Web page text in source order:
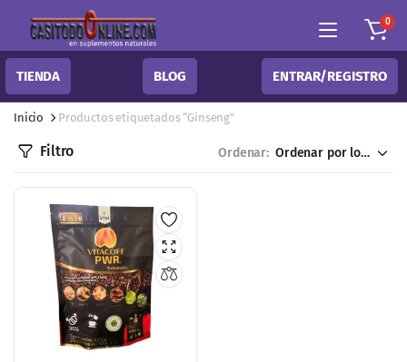
0
TIENDA BLOG ENTRAR/REGISTRO
Inicio Productos etiquetados “Ginseng”
Filtro Ordenar: